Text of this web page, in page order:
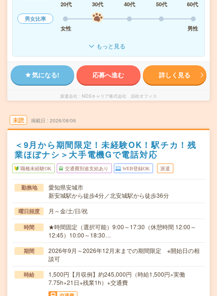
20代
30代 40代 50代
60代
男女比率
女性
男性
もっと見る
気になる! 応募へ進む 詳しく見る
派遣会社 NDSキャリア株式会社 浜松オフィス
未読 掲載日 2026/08/06
＜9月から期間限定！未経験OK！駅チカ！残
業ほぼナシ＞大手電機Gで電話対応
職種未経験OK 交通費別途支給あり WEB登録OK 派遣
勤務地
愛知県安城市
新安城駅から徒歩4分／北安城駅から徒歩36分
曜日頻度 月～金/土/日/祝
時間
★時間固定（選択可能）9:00～17:30（休憩時間 12:00～
12:45）10:00～18:30…
期間
2026年9月～2026年12月末までの期間限定 ※開始日の相
談可
時給
1,500円【月収例】約245,000円（時給1,500円×実働
7.75h×21日+残業1h）+交通費